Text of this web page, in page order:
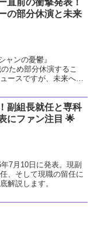
の部分休演と未来
ャンの憂鬱』
ため部分休演するこ
ースですが、未来への
副組長就任と専科
にファン注目 🌟
7月10日に発表。現副
、そして現職の留任に
解説します。